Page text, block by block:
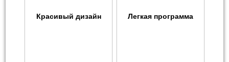
Красивый дизайн Легкая программа